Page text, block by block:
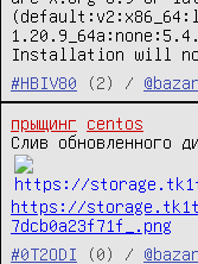
Installation will
#HBIV80
(2) / @bazar
прыщинг
centos
https://
7dcb0a23f71f_.png
#0T2ODI
(0) / @bazar